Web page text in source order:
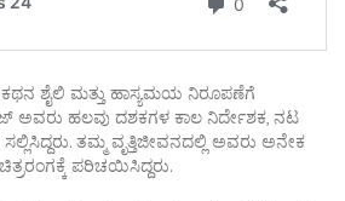
ಕಥನ ಶೈಲಿ ಮತ್ತು ಹಾಸ್ಯಮಯ ನಿರೂಪಣೆಗೆ
ಅವರು ಹಲವು ದಶಕಗಳ ಕಾಲ ನಿರ್ದೇಶಕ, ನಟ
ತಮ್ಮ ವೃತ್ತಿಜೀವನದಲ್ಲಿ ಅವರು ಅನೇಕ
ಪರಿಚಯಿಸಿದ್ದರು.